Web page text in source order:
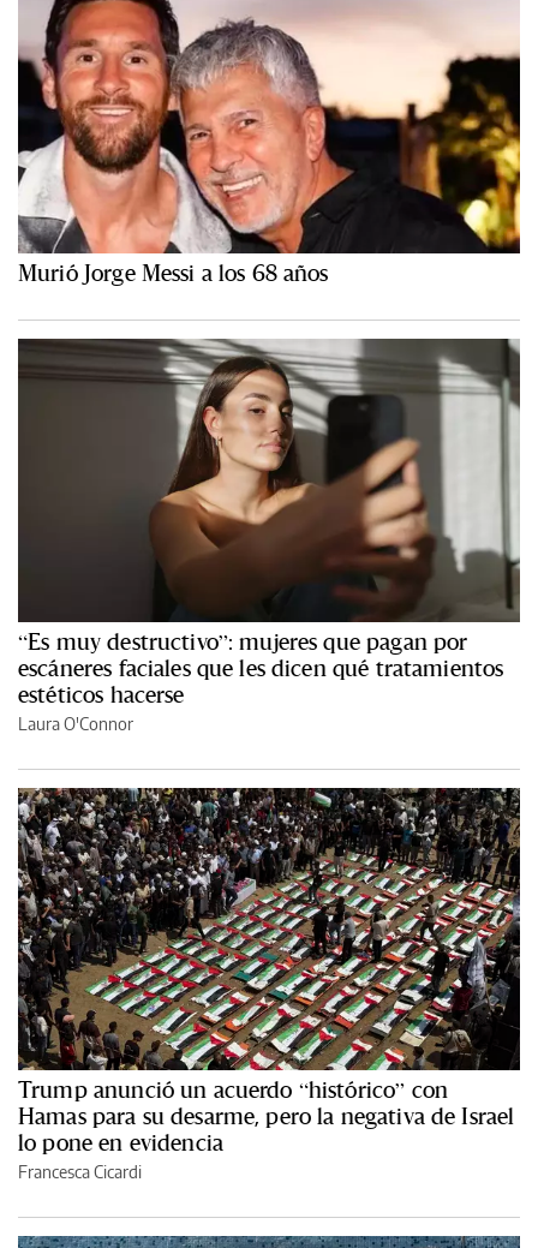
Murió Jorge Messi a los 68 años
“Es muy destructivo”: mujeres que pagan por
escáneres faciales que les dicen qué tratamientos
estéticos hacerse
Laura O'Connor
Trump anunció un acuerdo “histórico” con
Hamas para su desarme, pero la negativa de Israel
lo pone en evidencia
Francesca Cicardi